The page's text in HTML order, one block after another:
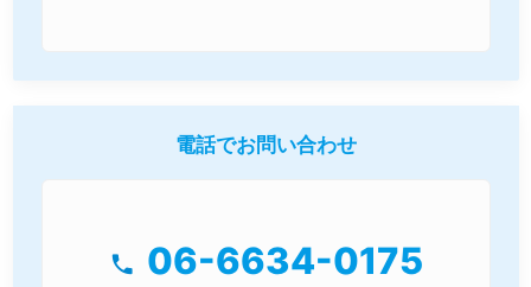
電話でお問い合わせ
phone 06-6634-0175